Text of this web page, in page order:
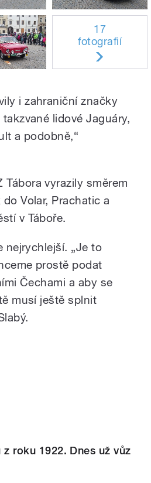
17
fotografií
i zahraniční značky
lidové Jaguáry,
a podobně,“
vyrazily směrem
Volar, Prachatic a
v Táboře.
nejrychlejší. „Je to
prostě podat
Čechami a aby se
musí ještě splnit
roku 1922. Dnes už vůz